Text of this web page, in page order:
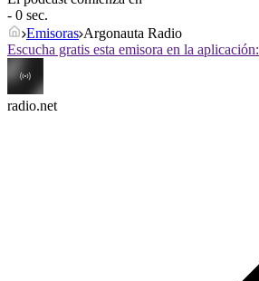
- 0 sec.
Emisoras Argonauta Radio
Escucha gratis esta emisora en la aplicación:
radio.net